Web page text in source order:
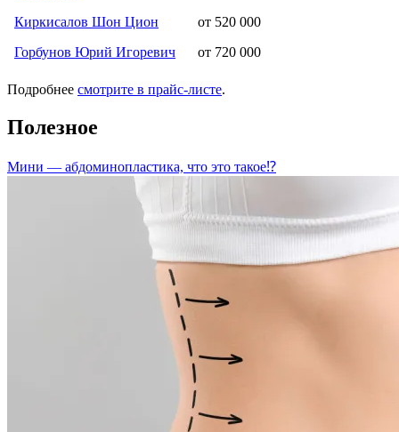
Киркисалов Шон Цион
от 520 000
Горбунов Юрий Игоревич
от 720 000
Подробнее смотрите в прайс-листе.
Полезное
Мини — абдоминопластика, что это такое⁉️